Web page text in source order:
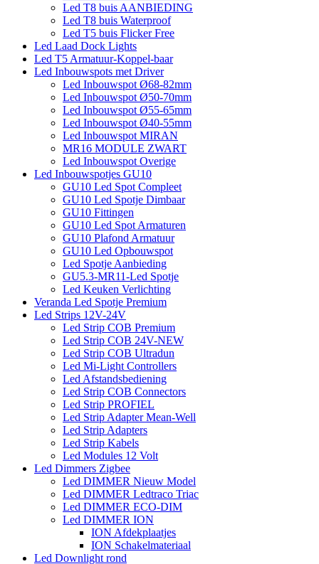
Led T8 buis AANBIEDING
Led T8 buis Waterproof
Led T5 buis Flicker Free
Led Laad Dock Lights
Led T5 Armatuur-Koppel-baar
Led Inbouwspots met Driver
Led Inbouwspot Ø68-82mm
Led Inbouwspot Ø50-70mm
Led Inbouwspot Ø55-65mm
Led Inbouwspot Ø40-55mm
Led Inbouwspot MIRAN
MR16 MODULE ZWART
Led Inbouwspot Overige
Led Inbouwspotjes GU10
GU10 Led Spot Compleet
GU10 Led Spotje Dimbaar
GU10 Fittingen
GU10 Led Spot Armaturen
GU10 Plafond Armatuur
GU10 Led Opbouwspot
Led Spotje Aanbieding
GU5.3-MR11-Led Spotje
Led Keuken Verlichting
Veranda Led Spotje Premium
Led Strips 12V-24V
Led Strip COB Premium
Led Strip COB 24V-NEW
Led Strip COB Ultradun
Led Mi-Light Controllers
Led Afstandsbediening
Led Strip COB Connectors
Led Strip PROFIEL
Led Strip Adapter Mean-Well
Led Strip Adapters
Led Strip Kabels
Led Modules 12 Volt
Led Dimmers Zigbee
Led DIMMER Nieuw Model
Led DIMMER Ledtraco Triac
Led DIMMER ECO-DIM
Led DIMMER ION
ION Afdekplaatjes
ION Schakelmateriaal
Led Downlight rond